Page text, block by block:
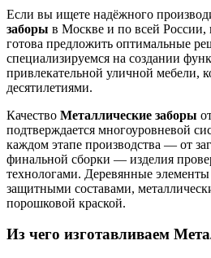
Если вы ищете надёжного
заборы в Москве и по всей России,
готова предложить оптимальные
специализируемся на создании
привлекательной уличной мебели,
десятилетиями.
Качество Металлические заборы
подтверждается многоуровневой
каждом этапе производства — от
финальной сборки — изделия
технологами. Деревянные
защитными составами,
порошковой краской.
Из чего изготавливаем